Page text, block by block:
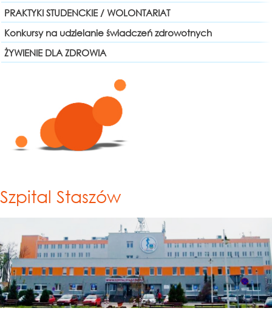
PRAKTYKI STUDENCKIE / WOLONTARIAT
Konkursy na udzielanie świadczeń zdrowotnych
ŻYWIENIE DLA ZDROWIA
Szpital Staszów